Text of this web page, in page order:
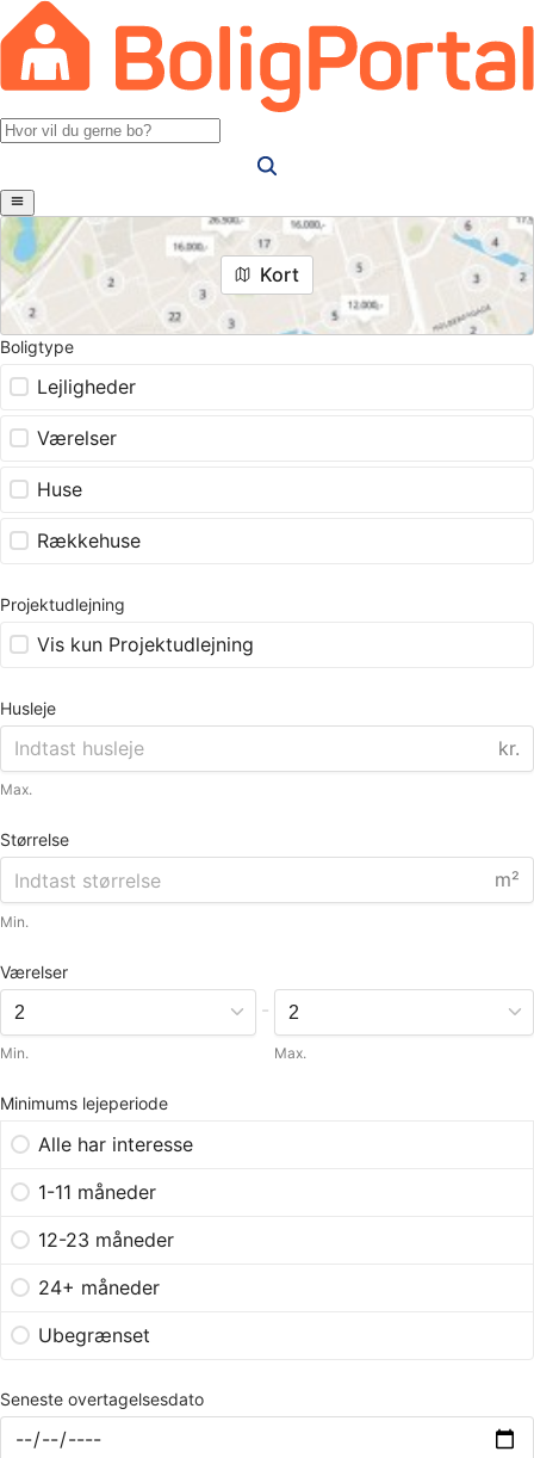
Kort
Boligtype
Lejligheder
Værelser
Huse
Rækkehuse
Projektudlejning
Vis kun Projektudlejning
Husleje
kr.
Max.
Størrelse
m²
Min.
Værelser
Min.
-
Max.
Minimums lejeperiode
Alle har interesse
1-11 måneder
12-23 måneder
24+ måneder
Ubegrænset
Seneste overtagelsesdato